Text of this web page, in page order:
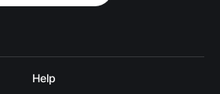
Help